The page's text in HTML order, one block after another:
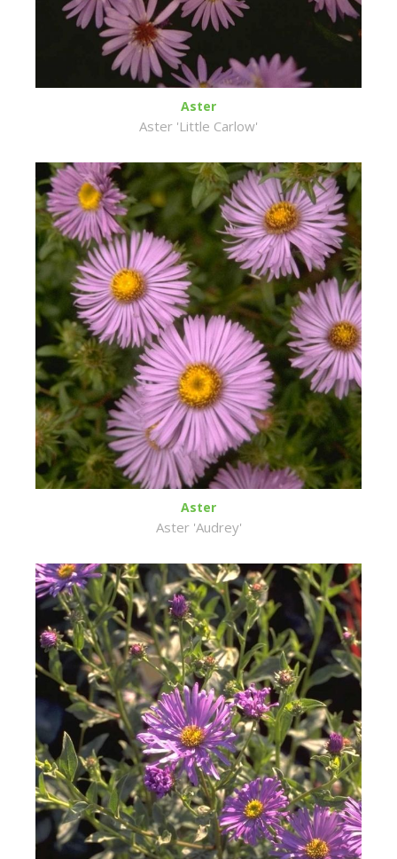
Aster
Aster 'Little Carlow'
Aster
Aster 'Audrey'